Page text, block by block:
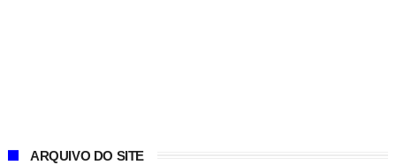
ARQUIVO DO SITE